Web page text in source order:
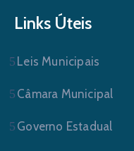
Links Úteis
Leis Municipais
Câmara Municipal
Governo Estadual